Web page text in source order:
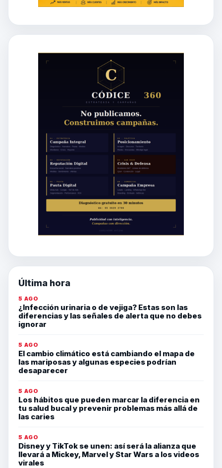
Última hora
5 AGO
¿Infección urinaria o de vejiga? Estas son las
diferencias y las señales de alerta que no debes
ignorar
5 AGO
El cambio climático está cambiando el mapa de
las mariposas y algunas especies podrían
desaparecer
5 AGO
Los hábitos que pueden marcar la diferencia en
tu salud bucal y prevenir problemas más allá de
las caries
5 AGO
Disney y TikTok se unen: así será la alianza que
llevará a Mickey, Marvel y Star Wars a los videos
virales